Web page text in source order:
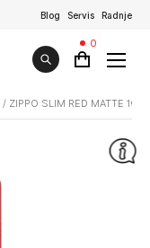
Blog Servis Radnje
0
/ ZIPPO SLIM RED MATTE 1633